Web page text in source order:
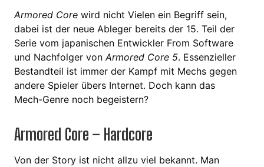
Armored Core wird nicht Vielen ein Begriff sein,
dabei ist der neue Ableger bereits der 15. Teil der
Serie vom japanischen Entwickler From Software
und Nachfolger von Armored Core 5. Essenzieller
Bestandteil ist immer der Kampf mit Mechs gegen
andere Spieler übers Internet. Doch kann das
Mech-Genre noch begeistern?
Armored Core – Hardcore
Von der Story ist nicht allzu viel bekannt. Man